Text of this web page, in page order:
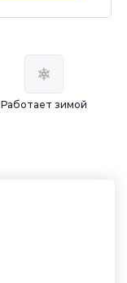
Работает зимой